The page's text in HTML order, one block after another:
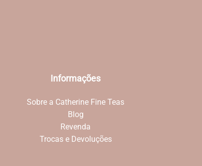
Informações
Sobre a Catherine Fine Teas
Blog
Revenda
Trocas e Devoluções